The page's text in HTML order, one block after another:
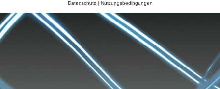
Datenschutz| Nutzungsbedingungen